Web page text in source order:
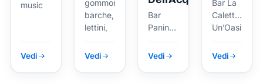
music
Vedi
gommoni,
barche,
lettini,
ombrelloni
Vedi
Bar
Paninoteca
Cala
dell'Acqua
Vedi
Bar La
Caletta
Un’Oasi
di Relax
Vedi